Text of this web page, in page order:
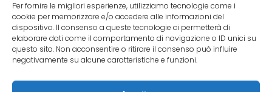
Per fornire le migliori esperienze, utilizziamo tecnologie come i
cookie per memorizzare e/o accedere alle informazioni del
dispositivo. Il consenso a queste tecnologie ci permetterà di
elaborare dati come il comportamento di navigazione o ID unici su
questo sito. Non acconsentire o ritirare il consenso può influire
negativamente su alcune caratteristiche e funzioni.
SEGUICI SUI NOSTRI SOCIAL